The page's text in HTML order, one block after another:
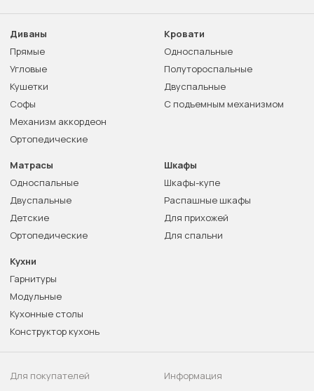
Диваны
Прямые
Угловые
Кушетки
Софы
Механизм аккордеон
Ортопедические
Кровати
Односпальные
Полутороспальные
Двуспальные
С подъемным механизмом
Матрасы
Односпальные
Двуспальные
Детские
Ортопедические
Шкафы
Шкафы-купе
Распашные шкафы
Для прихожей
Для спальни
Кухни
Гарнитуры
Модульные
Кухонные столы
Конструктор кухонь
Для покупателей
Информация